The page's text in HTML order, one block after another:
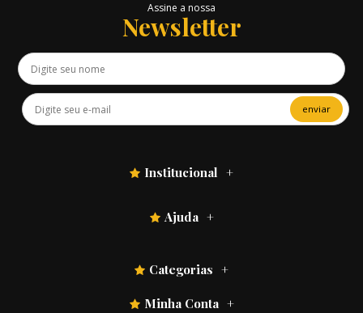
Assine a nossa
Newsletter
enviar
Institucional
Ajuda
Categorias
Minha Conta